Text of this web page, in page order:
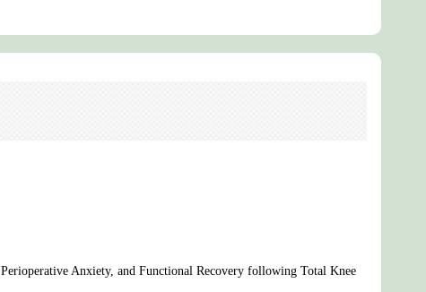
Anxiety, and Functional Recovery following Total Knee